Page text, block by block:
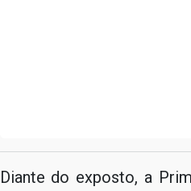
Diante do exposto, a